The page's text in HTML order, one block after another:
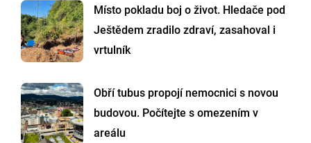
Místo pokladu boj o život. Hledače pod
Ještědem zradilo zdraví, zasahoval i
vrtulník
Obří tubus propojí nemocnici s novou
budovou. Počítejte s omezením v
areálu